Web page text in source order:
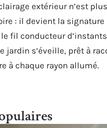
extérieur n’est
: il devient la
fil conducteur
jardin s’éveille, prêt à
à chaque rayon allumé.